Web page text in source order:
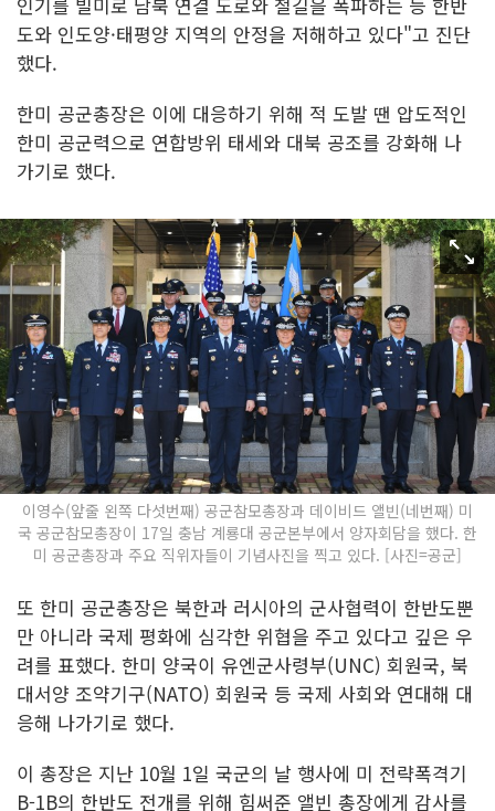
도와 인도양·태평양 지역의 안정을 저해하고 있다"고 진단
했다.
한미 공군총장은 이에 대응하기 위해 적 도발 땐 압도적인
한미 공군력으로 연합방위 태세와 대북 공조를 강화해 나
가기로 했다.
이영수(앞줄 왼쪽 다섯번째) 공군참모총장과 데이비드 앨빈(네번째) 미
국 공군참모총장이 17일 충남 계룡대 공군본부에서 양자회담을 했다. 한
미 공군총장과 주요 직위자들이 기념사진을 찍고 있다. [사진=공군]
또 한미 공군총장은 북한과 러시아의 군사협력이 한반도뿐
만 아니라 국제 평화에 심각한 위협을 주고 있다고 깊은 우
려를 표했다. 한미 양국이 유엔군사령부(UNC) 회원국, 북
대서양 조약기구(NATO) 회원국 등 국제 사회와 연대해 대
응해 나가기로 했다.
이 총장은 지난 10월 1일 국군의 날 행사에 미 전략폭격기
B-1B의 한반도 전개를 위해 힘써준 앨빈 총장에게 감사를